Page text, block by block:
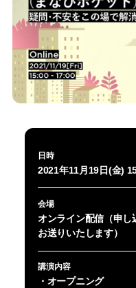
日時
2021年11月19日(金)
会場
オンライン配信（申
お送りいたします）
講演内容
・オープニング